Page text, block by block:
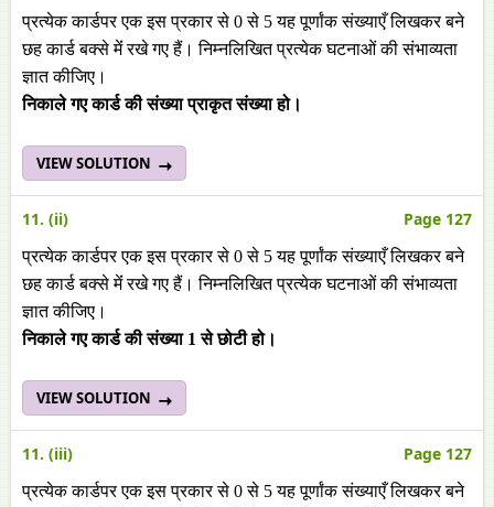
प्रत्येक कार्डपर एक इस प्रकार से 0 से 5 यह पूर्णांक संख्याएँ लिखकर बने
छह कार्ड बक्से मेंं रखे गए हैं। निम्नलिखित प्रत्येक घटनाओं की संभाव्यता
ज्ञात कीजिए।
निकाले गए कार्ड की संख्या प्राकृत संख्या हो।
VIEW SOLUTION
11. (ii) Page 127
प्रत्येक कार्डपर एक इस प्रकार से 0 से 5 यह पूर्णांक संख्याएँ लिखकर बने
छह कार्ड बक्से मेंं रखे गए हैं। निम्नलिखित प्रत्येक घटनाओं की संभाव्यता
ज्ञात कीजिए।
निकाले गए कार्ड की संख्या 1 से छोटी हो।
VIEW SOLUTION
11. (iii) Page 127
प्रत्येक कार्डपर एक इस प्रकार से 0 से 5 यह पूर्णांक संख्याएँ लिखकर बने